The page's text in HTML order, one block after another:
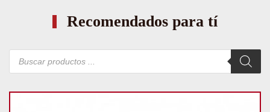
Recomendados para tí
Búsqueda
productos